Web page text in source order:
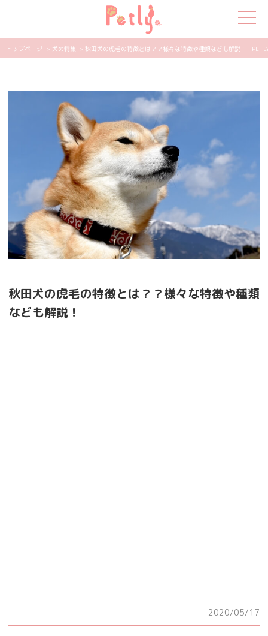
猫の特集
ペット用品
飼い主さんの悩み
ペットの気持ち
知って得する
エンタメ
トップページ > 犬の特集 > 秋田犬の虎毛の特徴とは？？様々な特徴や種類なども解説！ |
秋田犬の虎毛の特徴とは？？様々な特徴や種類
なども解説！
2020/05/17